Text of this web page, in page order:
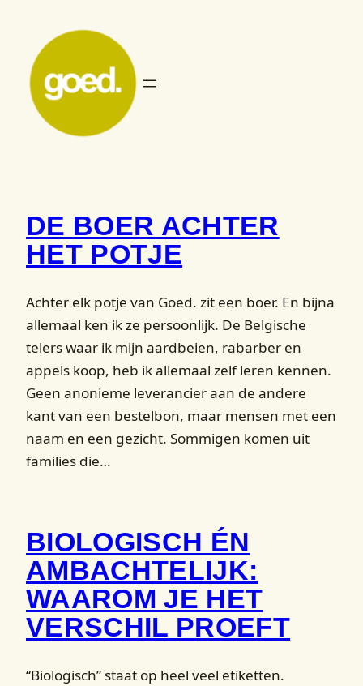
inhoud
DE BOER ACHTER
HET POTJE
Achter elk potje van Goed. zit een boer. En bijna
allemaal ken ik ze persoonlijk. De Belgische
telers waar ik mijn aardbeien, rabarber en
appels koop, heb ik allemaal zelf leren kennen.
Geen anonieme leverancier aan de andere
kant van een bestelbon, maar mensen met een
naam en een gezicht. Sommigen komen uit
families die…
BIOLOGISCH ÉN
AMBACHTELIJK:
WAAROM JE HET
VERSCHIL PROEFT
“Biologisch” staat op heel veel etiketten.